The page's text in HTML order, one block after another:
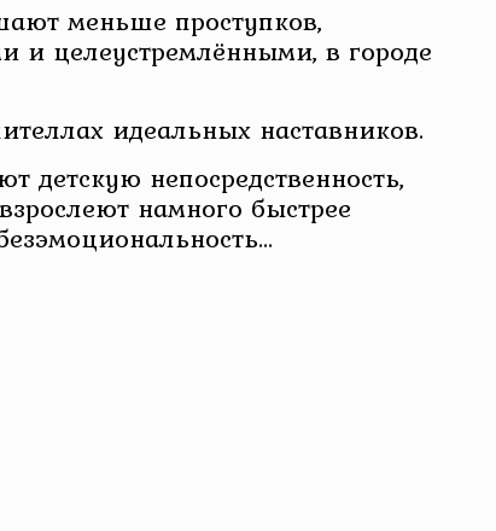
меньше проступков,
и целеустремлёнными, в городе
идеальных наставников.
детскую непосредственность,
намного быстрее